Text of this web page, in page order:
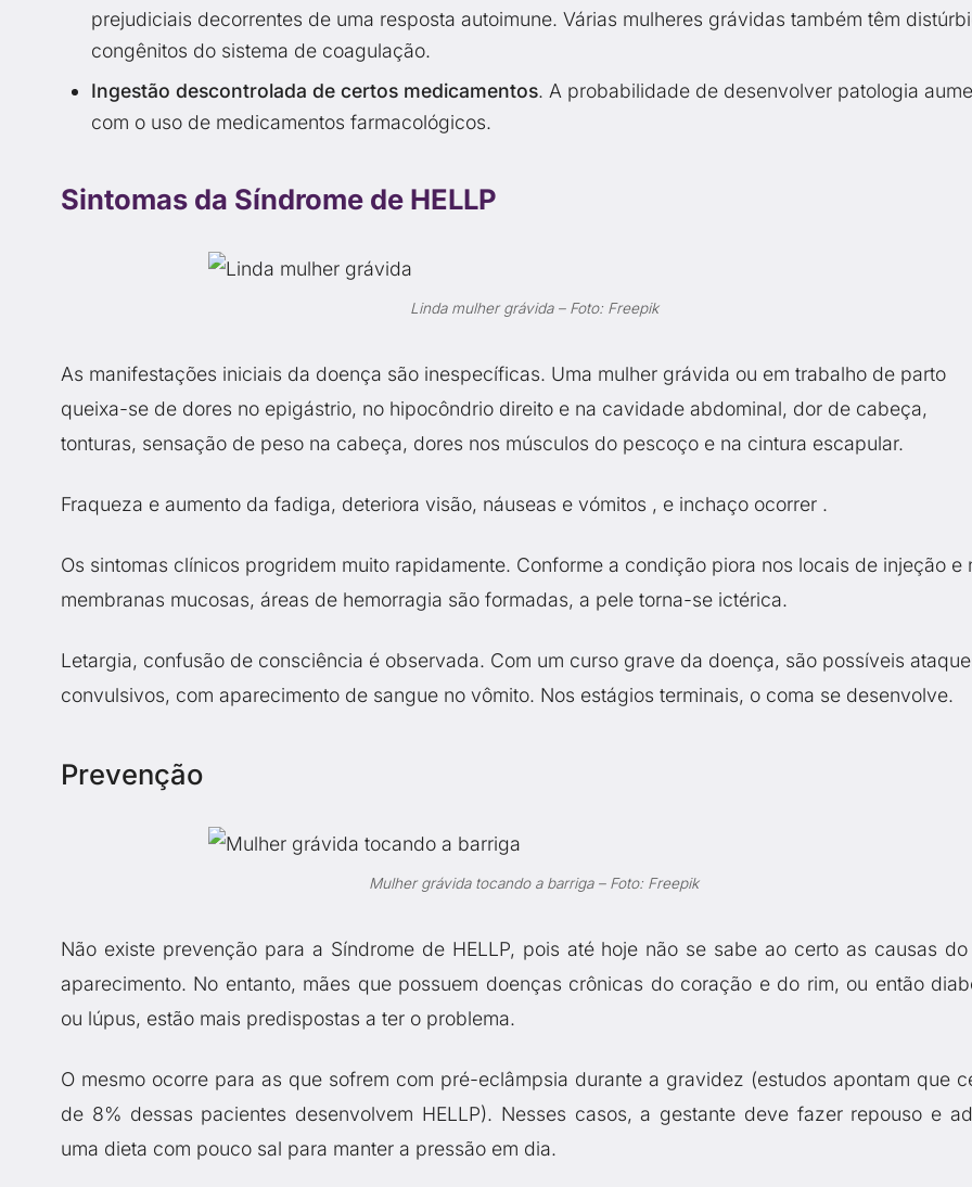
prejudiciais decorrentes de uma resposta autoimune. Várias mulheres grávidas também têm
congênitos do sistema de coagulação.
Ingestão descontrolada de certos medicamentos. A probabilidade de desenvolver patologia
com o uso de medicamentos farmacológicos.
Sintomas da Síndrome de HELLP
Linda mulher grávida – Foto: Freepik
As manifestações iniciais da doença são inespecíficas. Uma mulher grávida ou em trabalho de parto
queixa-se de dores no epigástrio, no hipocôndrio direito e na cavidade abdominal, dor de cabeça,
tonturas, sensação de peso na cabeça, dores nos músculos do pescoço e na cintura escapular.
Fraqueza e aumento da fadiga, deteriora visão, náuseas e vómitos , e inchaço ocorrer .
Os sintomas clínicos progridem muito rapidamente. Conforme a condição piora nos locais de injeção e
membranas mucosas, áreas de hemorragia são formadas, a pele torna-se ictérica.
Letargia, confusão de consciência é observada. Com um curso grave da doença, são possíveis
convulsivos, com aparecimento de sangue no vômito. Nos estágios terminais, o coma se desenvolve.
Prevenção
Mulher grávida tocando a barriga – Foto: Freepik
Não existe prevenção para a Síndrome de HELLP, pois até hoje não se sabe ao certo as causas do
aparecimento. No entanto, mães que possuem doenças crônicas do coração e do rim, ou então
ou lúpus, estão mais predispostas a ter o problema.
O mesmo ocorre para as que sofrem com pré-eclâmpsia durante a gravidez (estudos apontam que
de 8% dessas pacientes desenvolvem HELLP). Nesses casos, a gestante deve fazer repouso e
uma dieta com pouco sal para manter a pressão em dia.